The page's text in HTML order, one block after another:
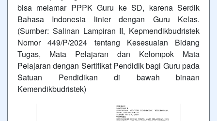
bisa melamar PPPK Guru ke SD, karena Serdik
Bahasa Indonesia linier dengan Guru Kelas.
(Sumber: Salinan Lampiran II, Kepmendikbudristek
Nomor 449/P/2024 tentang Kesesuaian Bidang
Tugas, Mata Pelajaran dan Kelompok Mata
Pelajaran dengan Sertifikat Pendidik bagi Guru pada
Satuan Pendidikan di bawah binaan
Kemendikbudristek)